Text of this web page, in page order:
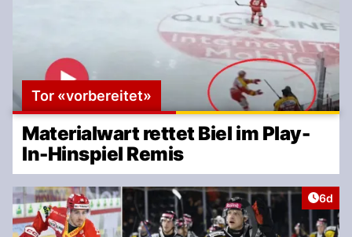
Tor «vorbereitet»
Materialwart rettet Biel im Play-
In-Hinspiel Remis
6d